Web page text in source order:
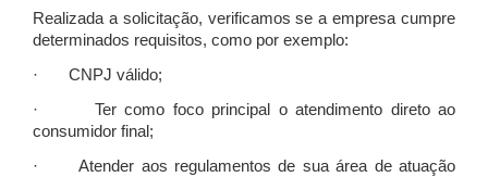
Realizada a solicitação, verificamos se a empresa cumpre
determinados requisitos, como por exemplo:
· CNPJ válido;
· Ter como foco principal o atendimento direto ao
consumidor final;
· Atender aos regulamentos de sua área de atuação